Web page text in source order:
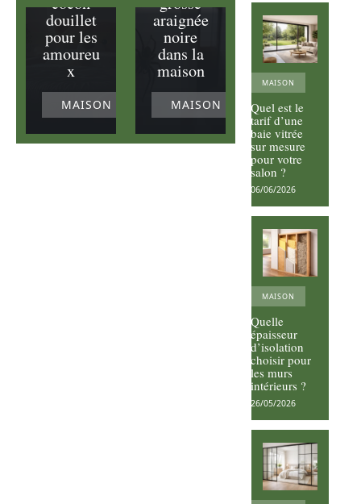
douillet
pour les
amoureu
x
MAISON
araignée
noire
dans la
maison
MAISON
MAISON
Quel est le
tarif d’une
baie vitrée
sur mesure
pour votre
salon ?
06/06/2026
MAISON
Quelle
épaisseur
d’isolation
choisir pour
les murs
intérieurs ?
26/05/2026